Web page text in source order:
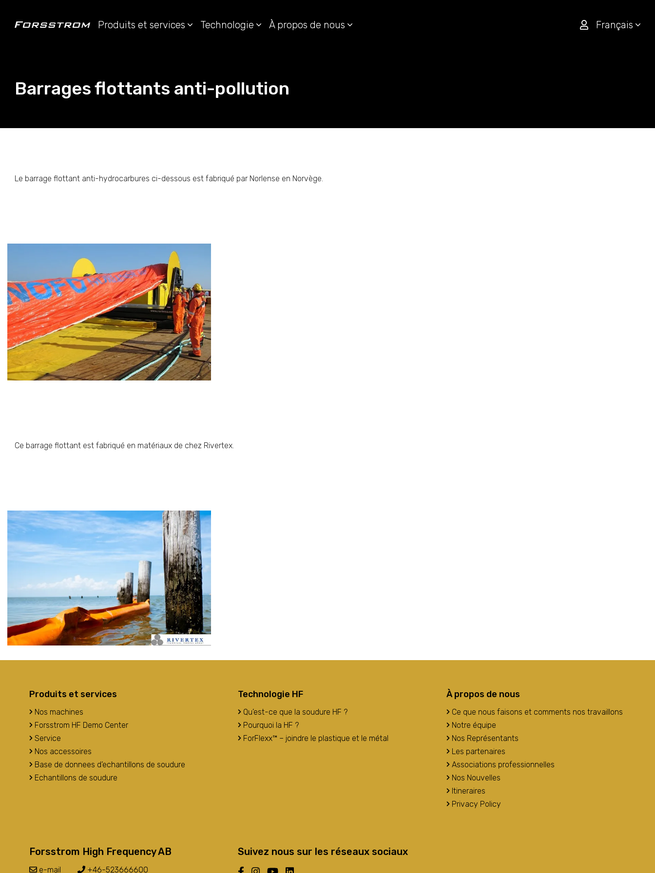
Produits et services Technologie À propos de nous Français
Barrages flottants anti-pollution
Le barrage flottant anti-hydrocarbures ci-dessous est fabriqué par Norlense en Norvège.
Ce barrage flottant est fabriqué en matériaux de chez Rivertex.
Produits et services
Nos machines
Forsstrom HF Demo Center
Service
Nos accessoires
Base de donnees d’echantillons de soudure
Echantillons de soudure
Technologie HF
Qu’est-ce que la soudure HF ?
Pourquoi la HF ?
ForFlexx™ – joindre le plastique et le métal
À propos de nous
Ce que nous faisons et comments nos travaillons
Notre équipe
Nos Représentants
Les partenaires
Associations professionnelles
Nos Nouvelles
Itineraires
Privacy Policy
Forsstrom High Frequency AB
e-mail +46-523666600
Suivez nous sur les réseaux sociaux